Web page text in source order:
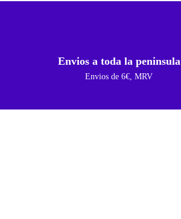
Envios a toda la peninsula
Envios de 6€, MRV